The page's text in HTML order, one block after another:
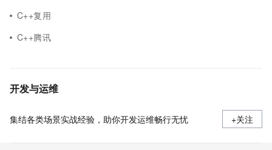
C++复用
C++腾讯
开发与运维
集结各类场景实战经验，助你开发运维畅行无忧 +关注